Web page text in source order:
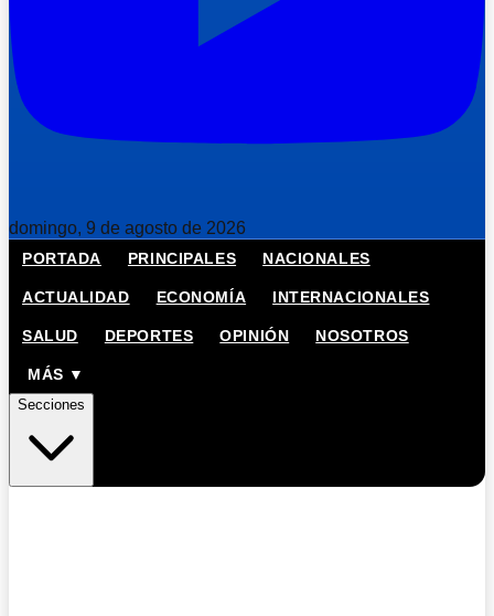
domingo, 9 de agosto de 2026
PORTADA PRINCIPALES NACIONALES
ACTUALIDAD ECONOMÍA INTERNACIONALES
SALUD DEPORTES OPINIÓN NOSOTROS
MÁS ▼
Secciones